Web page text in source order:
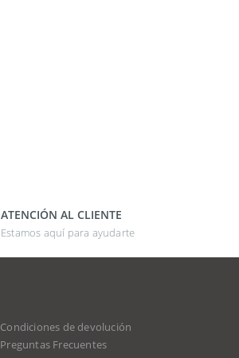
ATENCIÓN AL CLIENTE
Estamos aquí para ayudarte
Condiciones de devolución
Preguntas Frecuentes